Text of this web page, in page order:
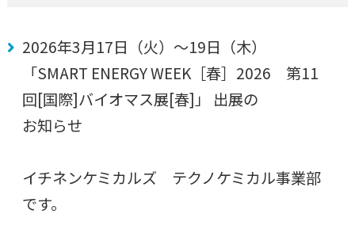
2026年3月17日（火）～19日（木）
「SMART ENERGY WEEK［春］2026 第11
回[国際]バイオマス展[春]」 出展の
お知らせ
イチネンケミカルズ テクノケミカル事業部
です。